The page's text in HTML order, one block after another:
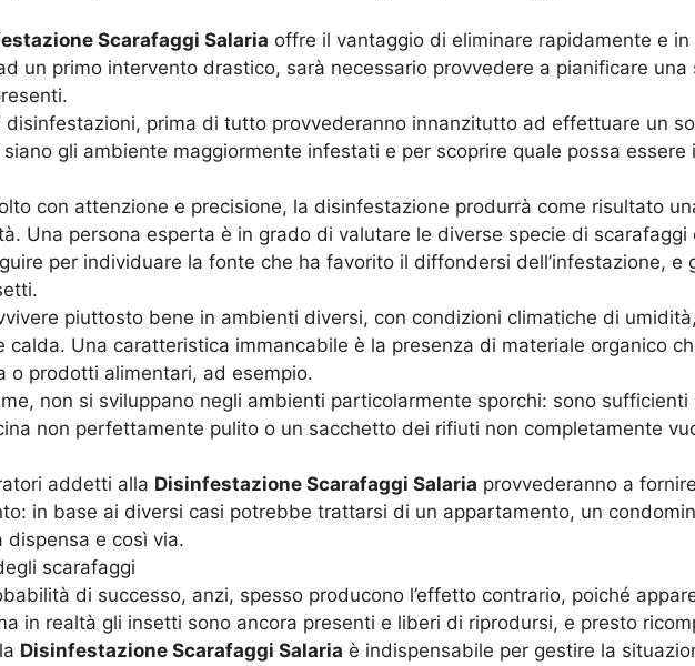
Scarafaggi Salaria offre il vantaggio di eliminare rapidamente e in
un primo intervento drastico, sarà necessario provvedere a pianificare
prima di tutto provvederanno innanzitutto ad effettuare un
gli ambiente maggiormente infestati e per scoprire quale possa essere
con attenzione e precisione, la disinfestazione produrrà come risultato
Una persona esperta è in grado di valutare le diverse specie di
per individuare la fonte che ha favorito il diffondersi dell’infestazione, e
piuttosto bene in ambienti diversi, con condizioni climatiche di
Una caratteristica immancabile è la presenza di materiale organico
o prodotti alimentari, ad esempio.
non si sviluppano negli ambienti particolarmente sporchi: sono
non perfettamente pulito o un sacchetto dei rifiuti non completamente
addetti alla Disinfestazione Scarafaggi Salaria provvederanno a
in base ai diversi casi potrebbe trattarsi di un appartamento, un
dispensa e così via.
scarafaggi
di successo, anzi, spesso producono l’effetto contrario, poiché
in realtà gli insetti sono ancora presenti e liberi di riprodursi, e presto
Disinfestazione Scarafaggi Salaria è indispensabile per gestire la